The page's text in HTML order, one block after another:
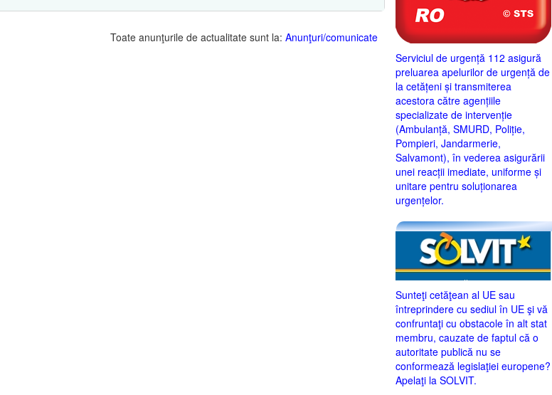
Toate anunţurile de actualitate sunt la: Anunţuri/comunicate
Serviciul de urgență 112 asigură
preluarea apelurilor de urgență de
la cetățeni și transmiterea
acestora către agențiile
specializate de intervenție
(Ambulanță, SMURD, Poliție,
Pompieri, Jandarmerie,
Salvamont), în vederea asigurării
unei reacții imediate, uniforme și
unitare pentru soluționarea
urgențelor.
Sunteţi cetăţean al UE sau
întreprindere cu sediul în UE şi vă
confruntaţi cu obstacole în alt stat
membru, cauzate de faptul că o
autoritate publică nu se
conformează legislaţiei europene?
Apelaţi la SOLVIT.